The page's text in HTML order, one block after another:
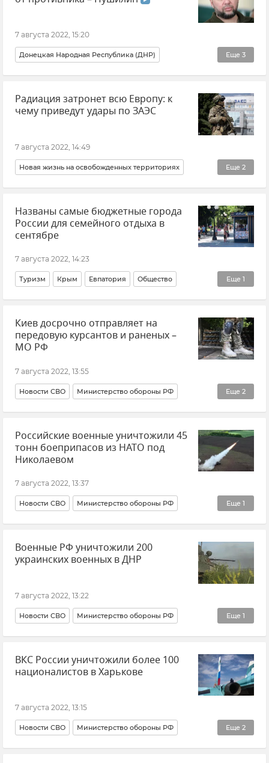
7 августа 2022, 15:20
Еще 3
Донецкая Народная Республика (ДНР)
Ситуация в Донбассе: новости и комментарии
Новости СВО Денис Пушилин
Радиация затронет всю Европу: к
чему приведут удары по ЗАЭС
7 августа 2022, 14:49
Еще 2
Новая жизнь на освобожденных территориях
Запорожская область Евгений Балицкий
Названы самые бюджетные города
России для семейного отдыха в
сентябре
7 августа 2022, 14:23
Еще 1
Туризм Крым Евпатория Общество
Туризм в Крыму
Киев досрочно отправляет на
передовую курсантов и раненых –
МО РФ
7 августа 2022, 13:55
Еще 2
Новости СВО Министерство обороны РФ
ВСУ (Вооруженные силы Украины)
Игорь Конашенков
Российские военные уничтожили 45
тонн боеприпасов из НАТО под
Николаевом
7 августа 2022, 13:37
Еще 1
Новости СВО Министерство обороны РФ
Игорь Конашенков
Военные РФ уничтожили 200
украинских военных в ДНР
7 августа 2022, 13:22
Еще 1
Новости СВО Министерство обороны РФ
Игорь Конашенков
ВКС России уничтожили более 100
националистов в Харькове
7 августа 2022, 13:15
Еще 2
Новости СВО Министерство обороны РФ
Игорь Конашенков Новости